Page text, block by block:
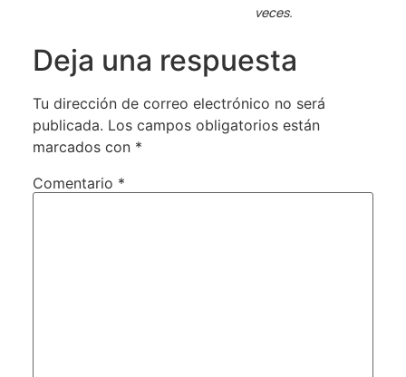
veces.
Deja una respuesta
Tu dirección de correo electrónico no será
publicada. Los campos obligatorios están
marcados con *
Comentario *